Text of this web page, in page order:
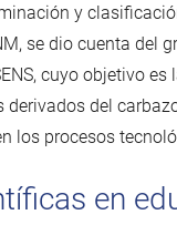
y
se dio cuenta del
cuyo objetivo
del
los procesos
en